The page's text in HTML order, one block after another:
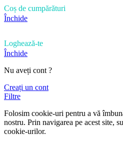
Coș de cumpărături
Închide
Loghează-te
Închide
Nu aveți cont ?
Creați un cont
Filtre
Folosim cookie-uri pentru a vă
nostru. Prin navigarea pe acest site,
cookie-urilor.